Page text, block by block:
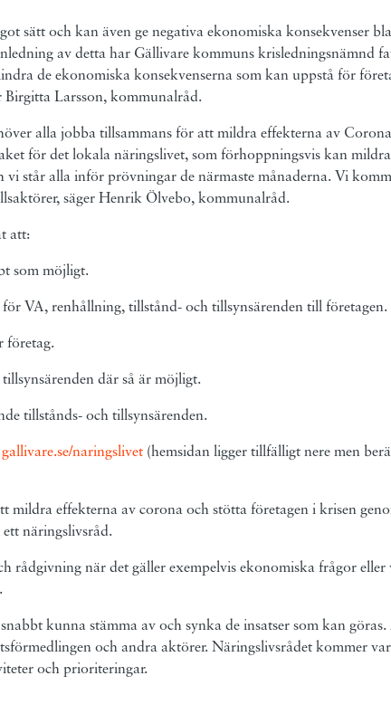
sätt och kan även ge negativa ekonomiska konsekvenser
av detta har Gällivare kommuns krisledningsnämnd
de ekonomiska konsekvenserna som kan uppstå för
Birgitta Larsson, kommunalråd.
alla jobba tillsammans för att mildra effekterna av
för det lokala näringslivet, som förhoppningsvis kan
vi står alla inför prövningar de närmaste månaderna. Vi
säger Henrik Ölvebo, kommunalråd.
att:
som möjligt.
VA, renhållning, tillstånd- och tillsynsärenden till företagen.
företag.
där så är möjligt.
tillstånds- och tillsynsärenden.
gallivare.se/naringslivet (hemsidan ligger tillfälligt nere men
mildra effekterna av corona och stötta företagen i krisen
näringslivsråd.
rådgivning när det gäller exempelvis ekonomiska frågor eller
kunna stämma av och synka de insatser som kan
och andra aktörer. Näringslivsrådet kommer
och prioriteringar.